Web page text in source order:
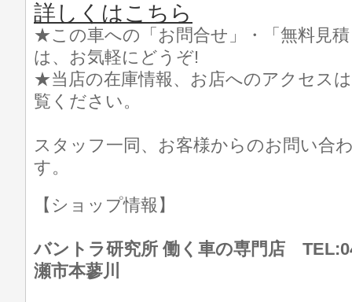
詳しくはこちら
★この車への「お問合せ」・「無料見
は、お気軽にどうぞ!
★当店の在庫情報、お店へのアクセス
覧ください。
スタッフ一同、お客様からのお問い合
す。
【ショップ情報】
バントラ研究所 働く車の専門店
瀬市本蓼川